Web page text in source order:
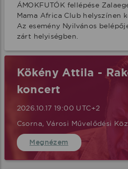
ÁMOKFUTÓK fellépése
Mama Africa Club helyszínen
Az esemény Nyilvános
zárt helyiségben.
Kökény Attila -
koncert
2026.10.17 19:00 UTC+2
Csorna, Városi Művelődési
Megnézem